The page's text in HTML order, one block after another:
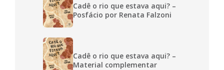
Cadê o rio que estava aqui? –
Posfácio por Renata Falzoni
Cadê o rio que estava aqui? –
Material complementar